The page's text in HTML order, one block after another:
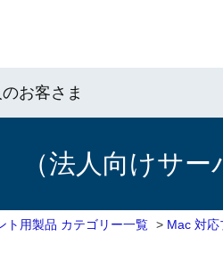
お客さま
法人向けサー
ト用製品 カテゴリー一覧 > Mac 対応